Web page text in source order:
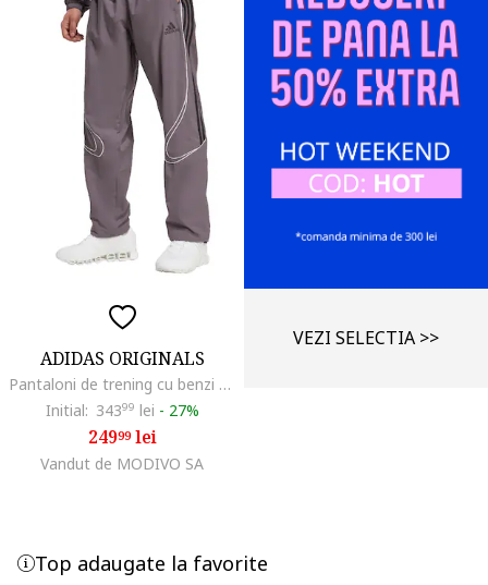
ADIDAS ORIGINALS
Pantaloni de trening cu benzi contrastante TeamGeist, Alb/Negru/Lila pal
Initial: 34399 lei - 27%
24999lei
Vandut de MODIVO SA
VEZI SELECTIA >>
Top adaugate la favorite